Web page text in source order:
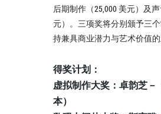
后期制作（25,000 美元）及
元）。三项奖将分别颁予三
持兼具商业潜力与艺术价值的
得奖计划：
虚拟制作大奖：卓韵芝－
本）